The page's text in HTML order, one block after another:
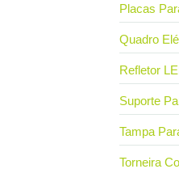
Placas
Quadro
Refletor
Suporte
Tampa
Torneira